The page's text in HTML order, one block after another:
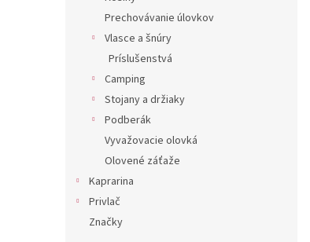
Prechovávanie úlovkov
Vlasce a šnúry
Príslušenstvá
Camping
Stojany a držiaky
Podberák
Vyvažovacie olovká
Olovené záťaže
Kaprarina
Privlač
Značky